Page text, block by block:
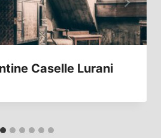
Caselle Lurani